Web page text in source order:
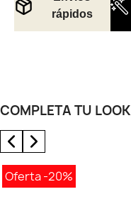
rápidos
COMPLETA TU LOOK
Oferta-20%